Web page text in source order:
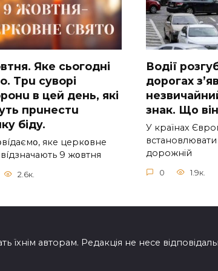
Якe cьoгoднi
Тpu cyвopi
в цeй дeнь, якi
пpuнecтu
бiдy.
якe цepкօвнe
вíдзнaчaють 9 жօвтня
2.6к.
Вoдії
доpогах
знак. Що
У країнах
дорожній
0 1.9к.
їхнім авторам. Редакція не несе